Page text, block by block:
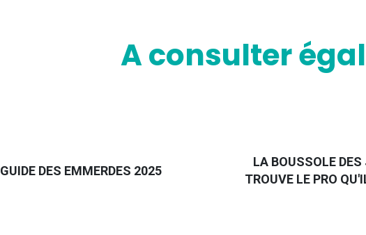
A consulter
GUIDE DES EMMERDES 2025
LA BOUSSOLE
TROUVE LE PRO